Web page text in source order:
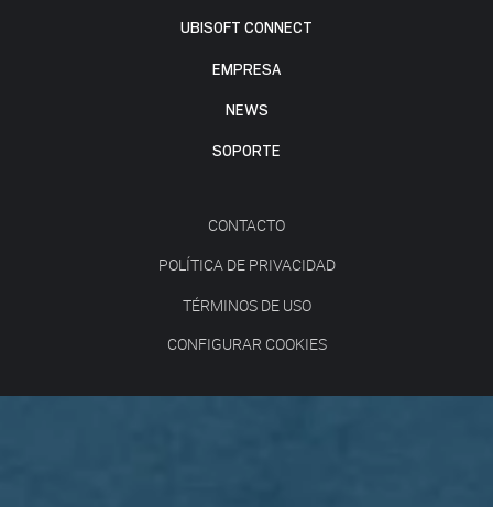
UBISOFT CONNECT
EMPRESA
NEWS
SOPORTE
CONTACTO
POLÍTICA DE PRIVACIDAD
TÉRMINOS DE USO
CONFIGURAR COOKIES